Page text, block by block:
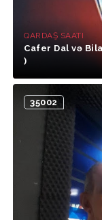
QARDAŞ SAATI
Cafer Dal və
)
35002